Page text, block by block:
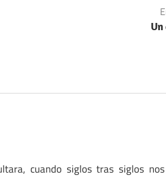
cuando siglos tras siglos